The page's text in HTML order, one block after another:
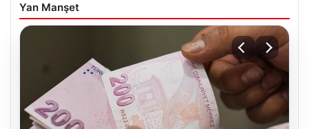
Yan Manşet